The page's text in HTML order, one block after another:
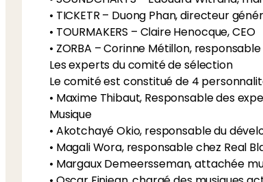
• TICKETR – Duong Phan, directeur
• TOURMAKERS – Claire Henocque, CEO
• ZORBA – Corinne Métillon,
Les experts du comité de sélection
Le comité est constitué de 4
• Maxime Thibaut, Responsable des
Musique
• Akotchayé Okio, responsable du
• Magali Wora, responsable chez Real
• Margaux Demeersseman, attachée